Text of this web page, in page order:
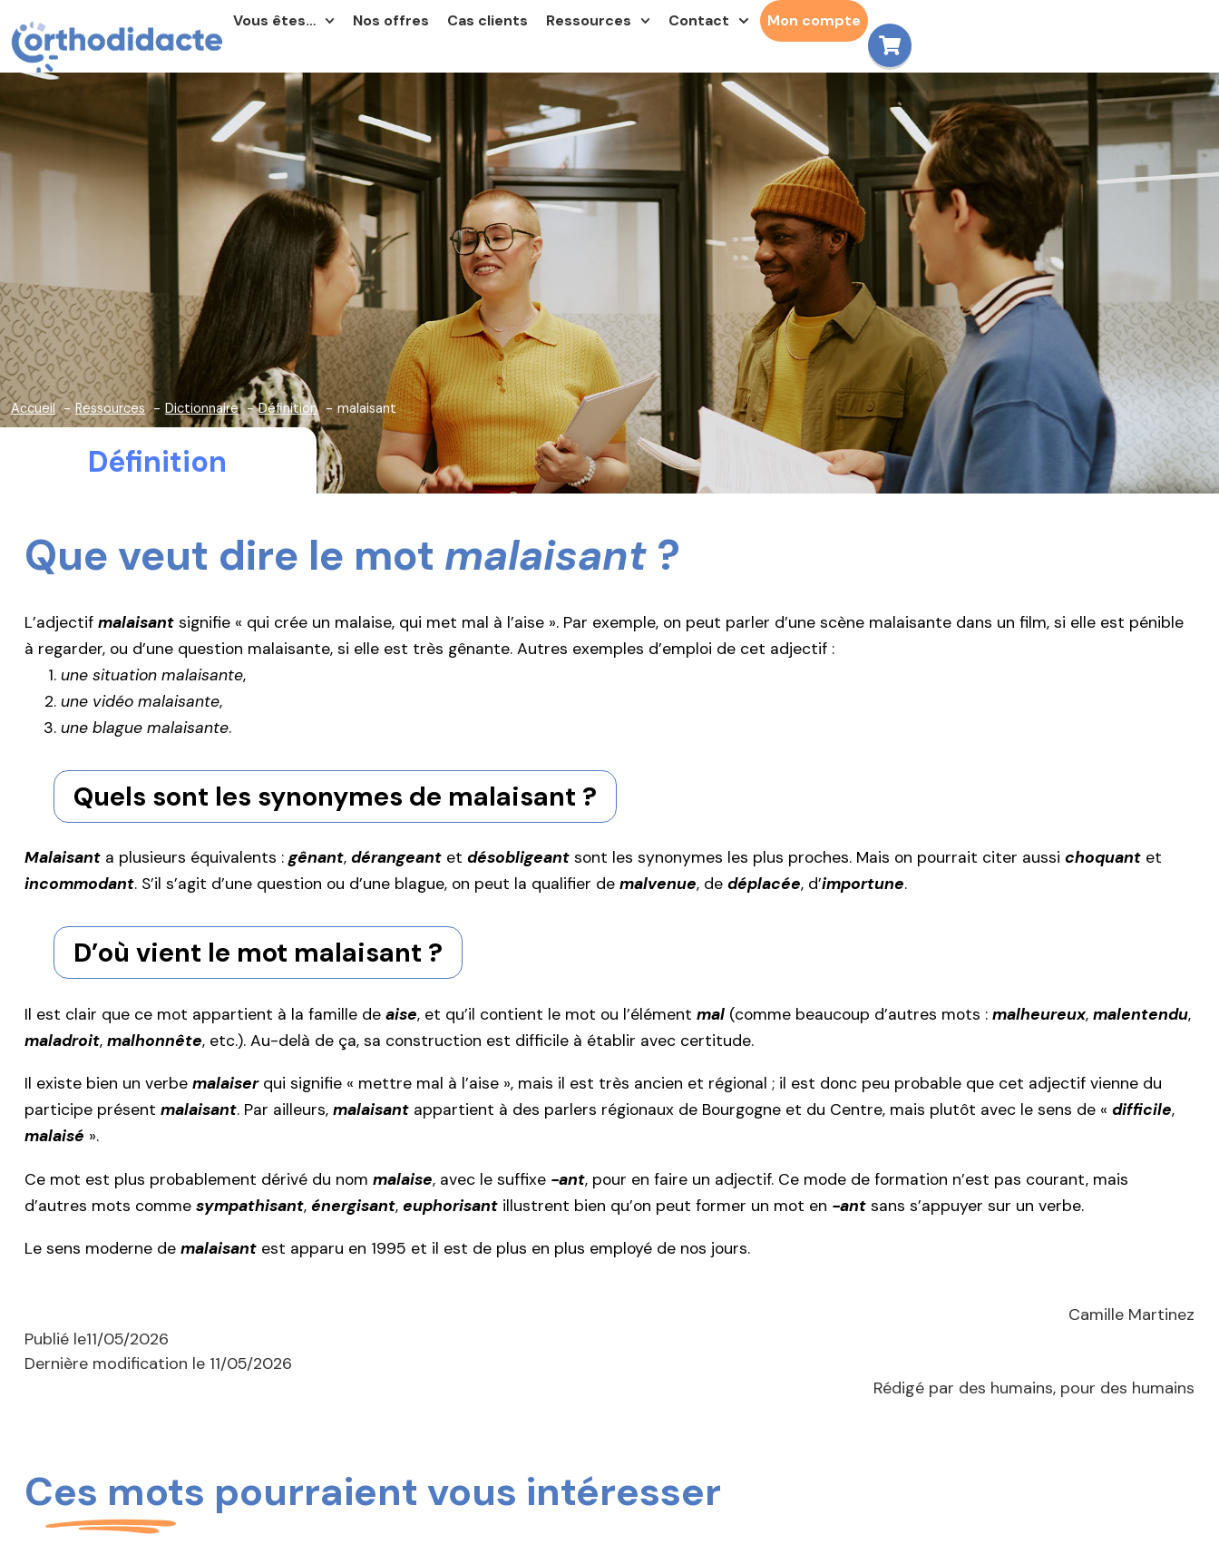
Vous êtes… Nos offres Cas clients Ressources Contact Mon compte
Accueil Ressources Dictionnaire Définition malaisant
Définition
Que veut dire le mot malaisant ?
L’adjectif malaisant signifie « qui crée un malaise, qui met mal à l’aise ». Par exemple, on peut parler d’une scène malaisante dans un film, si elle est pénible
à regarder, ou d’une question malaisante, si elle est très gênante. Autres exemples d’emploi de cet adjectif :
une situation malaisante,
une vidéo malaisante,
une blague malaisante.
Quels sont les synonymes de malaisant ?
Malaisant a plusieurs équivalents : gênant, dérangeant et désobligeant sont les synonymes les plus proches. Mais on pourrait citer aussi choquant et
incommodant. S’il s’agit d’une question ou d’une blague, on peut la qualifier de malvenue, de déplacée, d’importune.
D’où vient le mot malaisant ?
Il est clair que ce mot appartient à la famille de aise, et qu’il contient le mot ou l’élément mal (comme beaucoup d’autres mots : malheureux, malentendu,
maladroit, malhonnête, etc.). Au-delà de ça, sa construction est difficile à établir avec certitude.
Il existe bien un verbe malaiserqui signifie « mettre mal à l’aise », mais il est très ancien et régional ; il est donc peu probable que cet adjectif vienne du
participe présent malaisant. Par ailleurs, malaisant appartient à des parlers régionaux de Bourgogne et du Centre, mais plutôt avec le sens de « difficile,
malaisé ».
Ce mot est plus probablement dérivé du nom malaise, avec le suffixe -ant, pour en faire un adjectif. Ce mode de formation n’est pas courant, mais
d’autres mots comme sympathisant, énergisant, euphorisant illustrent bien qu’on peut former un mot en -ant sans s’appuyer sur un verbe.
Le sens moderne de malaisant est apparu en 1995 et il est de plus en plus employé de nos jours.
Camille Martinez
Publié le11/05/2026
Dernière modification le 11/05/2026
Rédigé par des humains, pour des humains
Ces mots pourraient vous intéresser